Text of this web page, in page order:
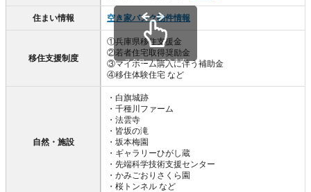
住まい情報 空き家バンク物件情報
移住支援制度
①兵庫県移住支援金
②若者住宅取得奨励金
③マイホーム購入に伴う補助金
④移住体験住宅 など
自然・施設
・白旗城跡
・千種川ファーム
・法雲寺
・皆坂の滝
・坂本梅園
・ギャラリーひがし蔵
・先端科学技術支援センター
・かみごおりさくら園
・桜トンネル など
スクロールできます